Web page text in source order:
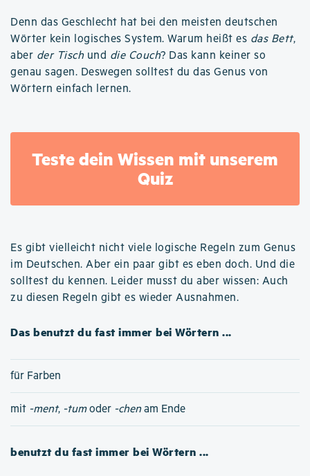
Denn das Geschlecht hat bei den meisten deutschen
Wörter kein logisches System. Warum heißt es das Bett,
aber der Tisch und die Couch? Das kann keiner so
genau sagen. Deswegen solltest du das Genus von
Wörtern einfach lernen.
Teste dein Wissen mit unserem
Quiz
Es gibt vielleicht nicht viele logische Regeln zum Genus
im Deutschen. Aber ein paar gibt es eben doch. Und die
solltest du kennen. Leider musst du aber wissen: Auch
zu diesen Regeln gibt es wieder Ausnahmen.
Das benutzt du fast immer bei Wörtern ...
für Farben
mit -ment, -tumoder -chen am Ende
benutzt du fast immer bei Wörtern ...